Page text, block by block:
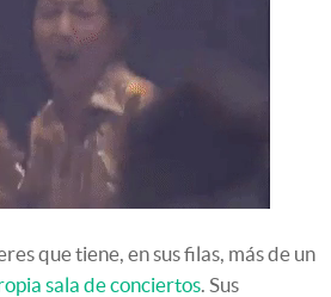
que tiene, en sus filas, más de un
sala de conciertos. Sus